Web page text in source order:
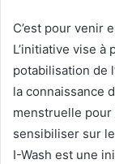
C’est pour venir
L’initiative vise
potabilisation de
la connaissance
menstruelle
sensibiliser sur
I-Wash est une